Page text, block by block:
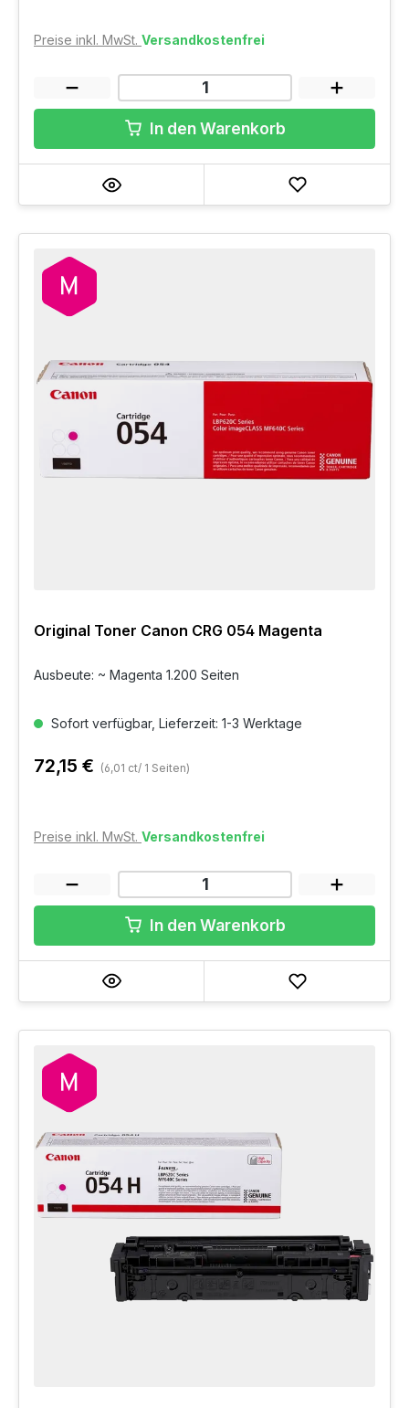
Preise inkl. MwSt. Versandkostenfrei
In den Warenkorb
Original Toner Canon CRG 054 Magenta
Ausbeute: ~ Magenta 1.200 Seiten
Sofort verfügbar, Lieferzeit: 1-3 Werktage
72,15 € (6,01 ct/ 1 Seiten)
Preise inkl. MwSt. Versandkostenfrei
In den Warenkorb